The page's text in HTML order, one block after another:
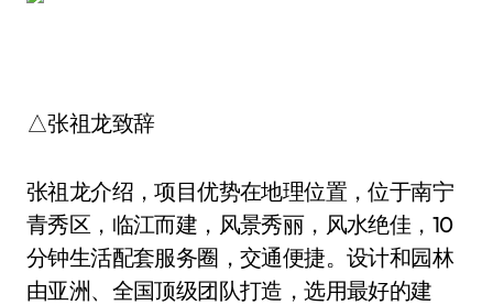
△张祖龙致辞
张祖龙介绍，项目优势在地理位置，位于南宁
青秀区，临江而建，风景秀丽，风水绝佳，10
分钟生活配套服务圈，交通便捷。设计和园林
由亚洲、全国顶级团队打造，选用最好的建